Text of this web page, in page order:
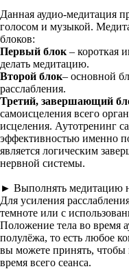
Данная аудио-медитация
голосом и музыкой.
блоков:
Первый блок – короткая
делать медитацию.
Второй блок– основной
расслабления.
Третий, завершающий
самоисцеления всего
исцеления. Аутотренинг
эффективностью именно
является логическим
нервной системы.
► Выполнять медитацию
Для усиления
темноте или с
Положение тела во время
полулёжа, то есть любое
вы можете принять, чтобы
время всего сеанса.